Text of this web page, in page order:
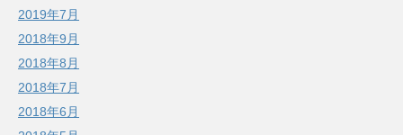
2019年7月
2018年9月
2018年8月
2018年7月
2018年6月